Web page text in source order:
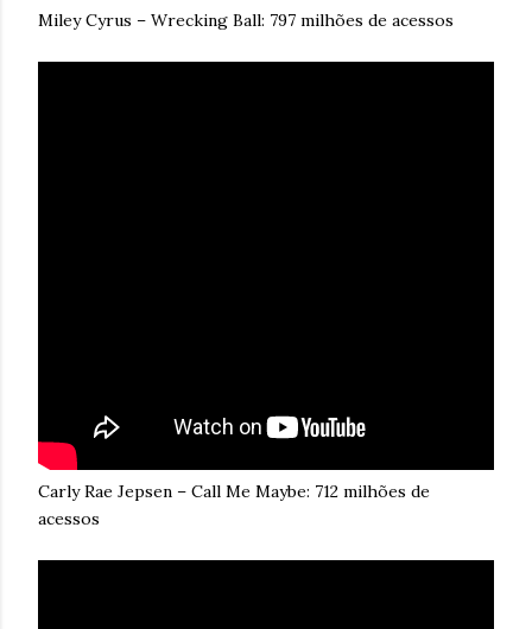
Miley Cyrus – Wrecking Ball: 797 milhões de acessos
Carly Rae Jepsen – Call Me Maybe: 712 milhões de
acessos